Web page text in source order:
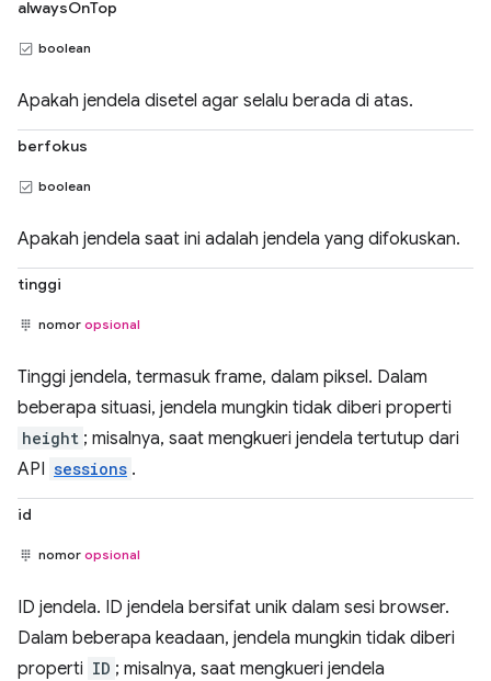
alwaysOnTop
boolean
Apakah jendela disetel agar selalu berada di atas.
berfokus
boolean
Apakah jendela saat ini adalah jendela yang difokuskan.
tinggi
nomor opsional
Tinggi jendela, termasuk frame, dalam piksel. Dalam
beberapa situasi, jendela mungkin tidak diberi properti
height ; misalnya, saat mengkueri jendela tertutup dari
API sessions .
id
nomor opsional
ID jendela. ID jendela bersifat unik dalam sesi browser.
Dalam beberapa keadaan, jendela mungkin tidak diberi
properti ID ; misalnya, saat mengkueri jendela